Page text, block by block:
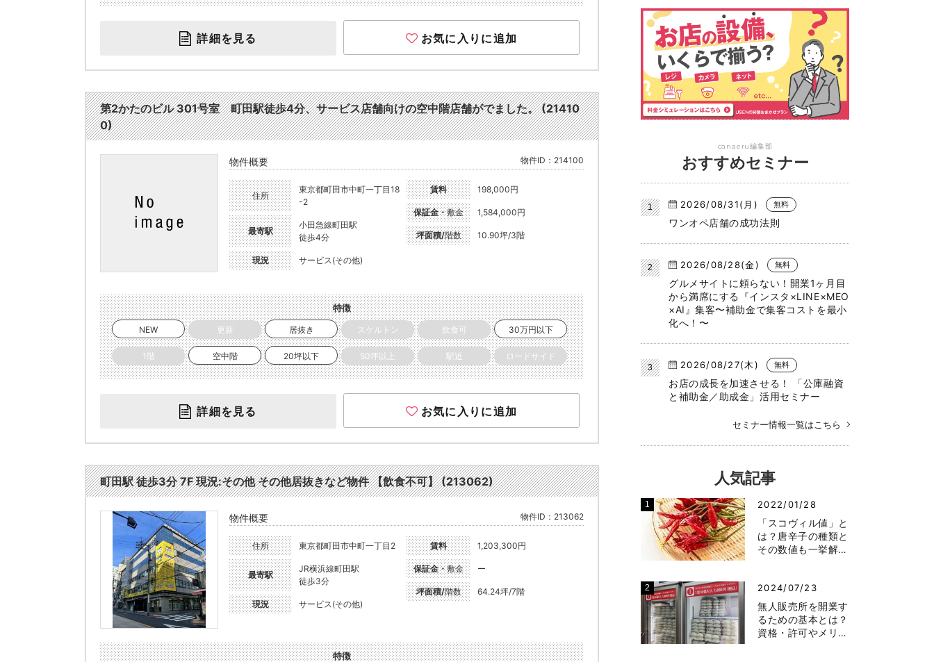
詳細を見る お気に入りに追加
第2かたのビル 301号室 町田駅徒歩4分、サービス店舗向けの空中階店舗がでました。 (21410
0)
物件概要 物件ID：214100
住所
東京都町田市中町一丁目18
-2
最寄駅
小田急線町田駅
徒歩4分
現況 サービス(その他)
賃料 198,000円
保証金・敷金 1,584,000円
坪面積/階数 10.90坪/3階
特徴
NEW 更新 居抜き スケルトン 飲食可 30万円以下
1階 空中階 20坪以下 50坪以上 駅近 ロードサイド
詳細を見る お気に入りに追加
町田駅 徒歩3分 7F 現況:その他 その他居抜きなど物件 【飲食不可】 (213062)
物件概要 物件ID：213062
住所 東京都町田市中町一丁目2
最寄駅
JR横浜線町田駅
徒歩3分
現況 サービス(その他)
賃料 1,203,300円
保証金・敷金 ー
坪面積/階数 64.24坪/7階
特徴
canaeru編集部
おすすめセミナー
2026/08/31(月) 無料
ワンオペ店舗の成功法則
2026/08/28(金) 無料
グルメサイトに頼らない！開業1ヶ月目
から満席にする『インスタ×LINE×MEO
×AI』集客〜補助金で集客コストを最小
化へ！〜
2026/08/27(木) 無料
お店の成長を加速させる！ 「公庫融資
と補助金／助成金」活用セミナー
セミナー情報一覧はこちら
人気記事
2022/01/28
「スコヴィル値」と
は？唐辛子の種類と
その数値も一挙解…
2024/07/23
無人販売所を開業す
るための基本とは？
資格・許可やメリ…